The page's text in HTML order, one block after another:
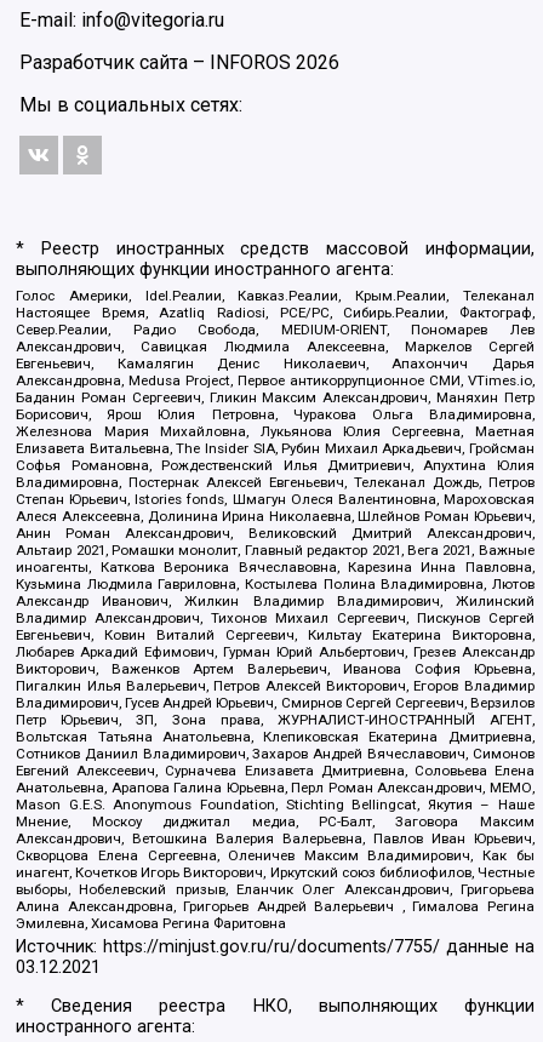
E-mail: info@vitegoria.ru
Разработчик сайта – INFOROS 2026
Мы в социальных сетях:
* Реестр иностранных средств массовой информации,
выполняющих функции иностранного агента:
Голос Америки, Idel.Реалии, Кавказ.Реалии, Крым.Реалии, Телеканал
Настоящее Время, Azatliq Radiosi, PCE/PC, Сибирь.Реалии, Фактограф,
Север.Реалии, Радио Свобода, MEDIUM-ORIENT, Пономарев Лев
Александрович, Савицкая Людмила Алексеевна, Маркелов Сергей
Евгеньевич, Камалягин Денис Николаевич, Апахончич Дарья
Александровна, Medusa Project, Первое антикоррупционное СМИ, VTimes.io,
Баданин Роман Сергеевич, Гликин Максим Александрович, Маняхин Петр
Борисович, Ярош Юлия Петровна, Чуракова Ольга Владимировна,
Железнова Мария Михайловна, Лукьянова Юлия Сергеевна, Маетная
Елизавета Витальевна, The Insider SIA, Рубин Михаил Аркадьевич, Гройсман
Софья Романовна, Рождественский Илья Дмитриевич, Апухтина Юлия
Владимировна, Постернак Алексей Евгеньевич, Телеканал Дождь, Петров
Степан Юрьевич, Istories fonds, Шмагун Олеся Валентиновна, Мароховская
Алеся Алексеевна, Долинина Ирина Николаевна, Шлейнов Роман Юрьевич,
Анин Роман Александрович, Великовский Дмитрий Александрович,
Альтаир 2021, Ромашки монолит, Главный редактор 2021, Вега 2021, Важные
иноагенты, Каткова Вероника Вячеславовна, Карезина Инна Павловна,
Кузьмина Людмила Гавриловна, Костылева Полина Владимировна, Лютов
Александр Иванович, Жилкин Владимир Владимирович, Жилинский
Владимир Александрович, Тихонов Михаил Сергеевич, Пискунов Сергей
Евгеньевич, Ковин Виталий Сергеевич, Кильтау Екатерина Викторовна,
Любарев Аркадий Ефимович, Гурман Юрий Альбертович, Грезев Александр
Викторович, Важенков Артем Валерьевич, Иванова София Юрьевна,
Пигалкин Илья Валерьевич, Петров Алексей Викторович, Егоров Владимир
Владимирович, Гусев Андрей Юрьевич, Смирнов Сергей Сергеевич, Верзилов
Петр Юрьевич, ЗП, Зона права, ЖУРНАЛИСТ-ИНОСТРАННЫЙ АГЕНТ,
Вольтская Татьяна Анатольевна, Клепиковская Екатерина Дмитриевна,
Сотников Даниил Владимирович, Захаров Андрей Вячеславович, Симонов
Евгений Алексеевич, Сурначева Елизавета Дмитриевна, Соловьева Елена
Анатольевна, Арапова Галина Юрьевна, Перл Роман Александрович, МЕМО,
Mason G.E.S. Anonymous Foundation, Stichting Bellingcat, Якутия – Наше
Мнение, Москоу диджитал медиа, РС-Балт, Заговора Максим
Александрович, Ветошкина Валерия Валерьевна, Павлов Иван Юрьевич,
Скворцова Елена Сергеевна, Оленичев Максим Владимирович, Как бы
инагент, Кочетков Игорь Викторович, Иркутский союз библиофилов, Честные
выборы, Нобелевский призыв, Еланчик Олег Александрович, Григорьева
Алина Александровна, Григорьев Андрей Валерьевич , Гималова Регина
Эмилевна, Хисамова Регина Фаритовна
Источник:https://minjust.gov.ru/ru/documents/7755/ данные на
03.12.2021
* Сведения реестра НКО, выполняющих функции
иностранного агента: